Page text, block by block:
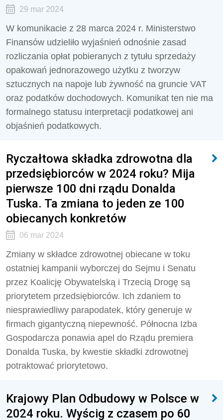
29 mar 2024
W komunikacie z 28 marca 2024 r. Ministerstwo
Finansów udzieliło wyjaśnień odnośnie zasad
rozliczania opłat pobieranych z tytułu sprzedaży
opakowań jednorazowego użytku z tworzyw
sztucznych na napoje lub żywność na gruncie VAT
oraz podatków dochodowych. Komunikat ten nie ma
formalnego statusu interpretacji podatkowej ani
objaśnień podatkowych.
Ryczałtowa składka zdrowotna dla
przedsiębiorców w 2024 roku? Mija
pierwsze 100 dni rządu Donalda
Tuska. Ta zmiana to jeden ze 100
obiecanych konkretów
06 mar 2024
Zmiany w składce zdrowotnej obiecane w toku
ostatniej kampanii wyborczej do Sejmu i Senatu
przez Koalicję Obywatelską i Trzecią Drogę są
priorytetem przedsiębiorców. Ich zdaniem to
niesprawiedliwy parapodatek, który generuje w
firmach gigantyczną niepewność. Północna Izba
Gospodarcza ponawia apel do Rządu premiera
Donalda Tuska, by kwestie składki zdrowotnej
potraktować priorytetowo.
Krajowy Plan Odbudowy w Polsce w
2024 roku. Wyścig z czasem po 60